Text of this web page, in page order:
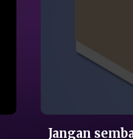
Tour
Dingin
Media
Jangan